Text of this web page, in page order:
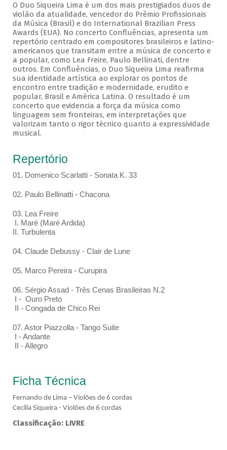
O Duo Siqueira Lima é um dos mais prestigiados duos de
violão da atualidade, vencedor do Prêmio Profissionais
da Música (Brasil) e do International Brazilian Press
Awards (EUA). No concerto Confluências, apresenta um
repertório centrado em compositores brasileiros e latino-
americanos que transitam entre a música de concerto e
a popular, como Lea Freire, Paulo Bellinati, dentre
outros. Em Confluências, o Duo Siqueira Lima reafirma
sua identidade artística ao explorar os pontos de
encontro entre tradição e modernidade, erudito e
popular, Brasil e América Latina. O resultado é um
concerto que evidencia a força da música como
linguagem sem fronteiras, em interpretações que
valorizam tanto o rigor técnico quanto a expressividade
musical.
Repertório
01. Domenico Scarlatti - Sonata K. 33
02. Paulo Bellinatti - Chacona
03. Lea Freire
I. Maré (Maré Ardida)
II. Turbulenta
04. Claude Debussy - Clair de Lune
05. Marco Pereira - Curupira
06. Sérgio Assad - Três Cenas Brasileiras N.2
I - Ouro Preto
II - Congada de Chico Rei
07. Astor Piazzolla - Tango Suite
I - Andante
II - Allegro
Ficha Técnica
Fernando de Lima – Violões de 6 cordas
Cecília Siqueira - Violões de 6 cordas
Classificação: LIVRE